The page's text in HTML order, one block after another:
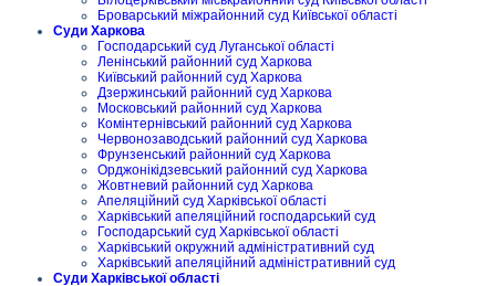
Броварський міжрайонний суд Київської області
Суди Харкова
Господарський суд Луганської області
Ленінський районний суд Харкова
Київський районний суд Харкова
Дзержинський районний суд Харкова
Московський районний суд Харкова
Комінтернівський районний суд Харкова
Червонозаводський районний суд Харкова
Фрунзенський районний суд Харкова
Орджонікідзевський районний суд Харкова
Жовтневий районний суд Харкова
Апеляційний суд Харківської області
Харківський апеляційний господарський суд
Господарський суд Харківської області
Харківський окружний адміністративний суд
Харківський апеляційний адміністративний суд
Суди Харківської області